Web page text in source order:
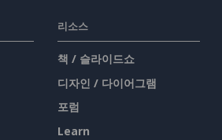
리소스
책 / 슬라이드쇼
디자인 / 다이어그램
포럼
Learn